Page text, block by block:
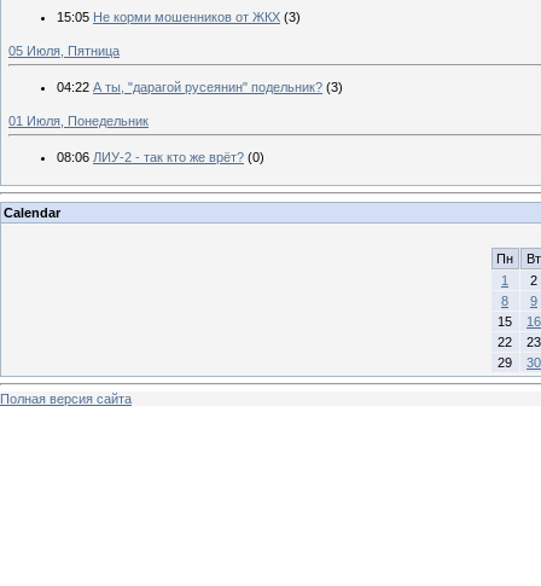
15:05 Не корми мошенников от ЖКХ (3)
05 Июля, Пятница
04:22 А ты, "дарагой русеянин" подельник? (3)
01 Июля, Понедельник
08:06 ЛИУ-2 - так кто же врёт? (0)
Calendar
Пн
Вт
1
2
8
9
15
16
22
23
29
30
Полная версия сайта